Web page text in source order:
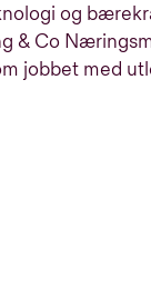
og
& Co
jobbet med